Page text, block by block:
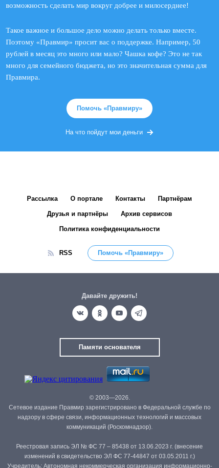
возможность сделать мир вокруг добрее и милосерднее!
Такое важное и большое дело можно делать только вместе.
Поэтому «Правмир» просит вас о поддержке. Например, 50
рублей в месяц это много или мало? Чашка кофе? Это не так
много для семейного бюджета, но это значительная сумма для
Правмира.
Помочь «Правмиру»
На что пойдут мои деньги
Рассылка О портале Контакты Партнёрам
Друзья и партнёры Архив сервисов
Политика конфиденциальности
RSS Помочь «Правмиру»
Давайте дружить!
Памяти основателя
© 2003—2026.
Сетевое издание Правмир зарегистрировано в Федеральной службе по
надзору в сфере связи, информационных технологий и массовых
коммуникаций (Роскомнадзор).
Реестровая запись ЭЛ № ФС 77 – 85438 от 13.06.2023 г. (внесение
изменений в свидетельство ЭЛ ФС 77-44847 от 03.05.2011 г.)
Учредитель: Автономная некоммерческая организация информационно-